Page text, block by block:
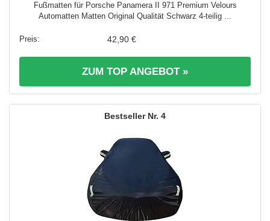
Fußmatten für Porsche Panamera II 971 Premium Velours
Automatten Matten Original Qualität Schwarz 4-teilig ...
42,90 €
ZUM TOP ANGEBOT »
4